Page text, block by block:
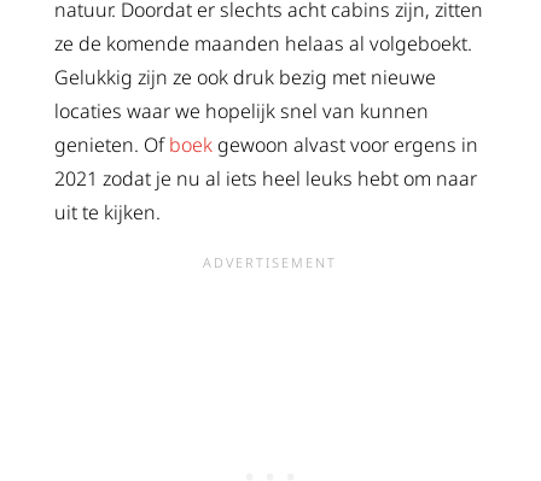
natuur. Doordat er slechts acht cabins zijn, zitten
ze de komende maanden helaas al volgeboekt.
Gelukkig zijn ze ook druk bezig met nieuwe
locaties waar we hopelijk snel van kunnen
genieten. Ofboekgewoon alvast voor ergens in
2021 zodat je nu al iets heel leuks hebt om naar
uit te kijken.